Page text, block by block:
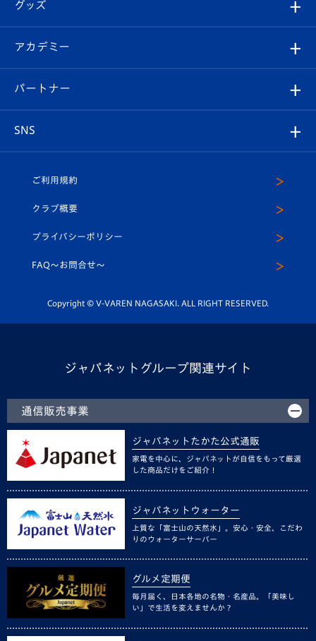
チケット
イベント
メディア
ホームタウン
スタッフプロフィール
マスコット紹介
平和祈念活動
ホームタウン活動
Revive Team
ヴィヴィくんの長崎おもてなしガイド
フォトギャラリー
スタジアムグルメ
V-LOVERS（ファンクラブ）
プレイヤーズスイート
グッズ
オンラインショップ
店舗情報
アカデミー
育成からのお知らせ
U-18
スクール
パートナー
SNS
ヴィヴィくんインスタグラム
公式LINE＠
ご利用規約
クラブ概要
プライバシーポリシー
FAQ〜お問合せ〜
Copyright © V-VAREN NAGASAKI. ALL RIGHT RESERVED.
ジャパネットグループ関連サイト
通信販売事業
ジャパネットたかた公式通販
家電を中心に、ジャパネットが自信をもって厳選
した商品だけをご紹介！
ジャパネットウォーター
上質な「富士山の天然水」。安心・安全、こだわ
りのウォーターサーバー
グルメ定期便
毎月届く、日本各地の名物・名産品。「美味し
い」で生活を変えませんか？